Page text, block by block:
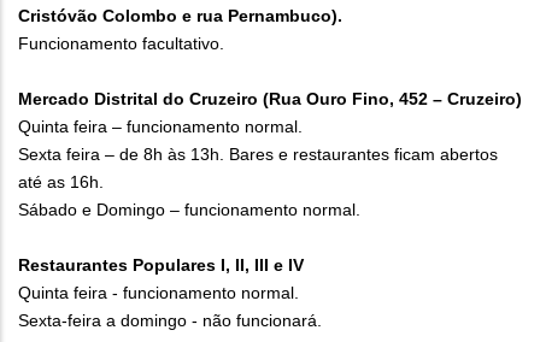
Cristóvão Colombo e rua Pernambuco).
Funcionamento facultativo.
Mercado Distrital do Cruzeiro (Rua Ouro Fino, 452 – Cruzeiro)
Quinta feira – funcionamento normal.
Sexta feira – de 8h às 13h. Bares e restaurantes ficam abertos
até as 16h.
Sábado e Domingo – funcionamento normal.
Restaurantes Populares I, II, III e IV
Quinta feira - funcionamento normal.
Sexta-feira a domingo - não funcionará.